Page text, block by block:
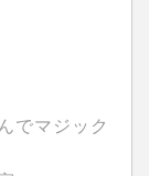
でマジック